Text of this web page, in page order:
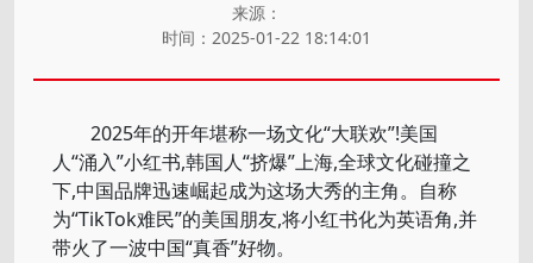
来源：
时间：2025-01-22 18:14:01
2025年的开年堪称一场文化“大联欢”!美国
人“涌入”小红书,韩国人“挤爆”上海,全球文化碰撞之
下,中国品牌迅速崛起成为这场大秀的主角。自称
为“TikTok难民”的美国朋友,将小红书化为英语角,并
带火了一波中国“真香”好物。